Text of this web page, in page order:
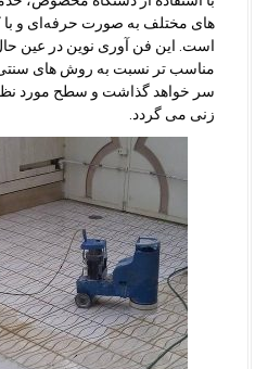
های مختلف به صورت حرفه‌ای و با
است. این فن آوری نوین در عین حال
مناسب تر نسبت به روش های
سر خواهد گذاشت و سطح مورد
زنی می گردد.